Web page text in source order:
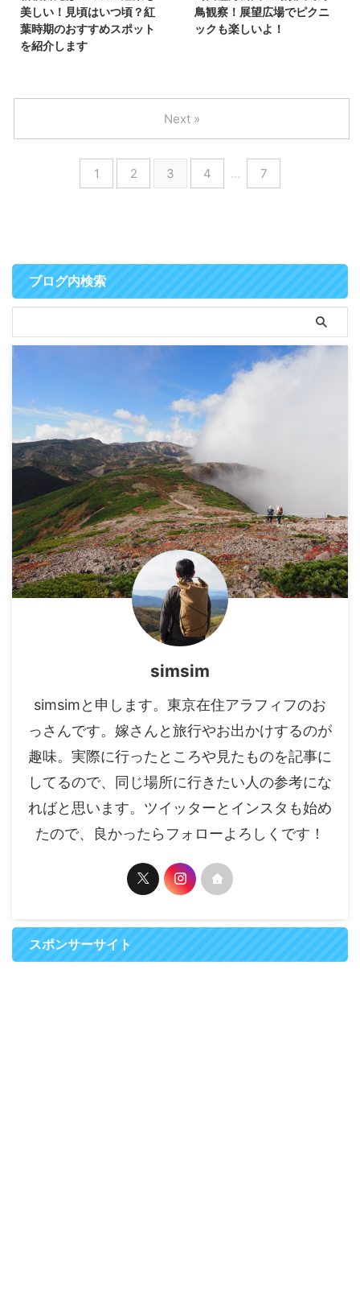
美しい！見頃はいつ頃？紅
葉時期のおすすめスポット
を紹介します
鳥観察！展望広場でピクニ
ックも楽しいよ！
1 2 3 4 … 7
Next »
ブログ内検索
simsim
simsimと申します。東京在住アラフィフのお
っさんです。嫁さんと旅行やお出かけするのが
趣味。実際に行ったところや見たものを記事に
してるので、同じ場所に行きたい人の参考にな
ればと思います。ツイッターとインスタも始め
たので、良かったらフォローよろしくです！
スポンサーサイト